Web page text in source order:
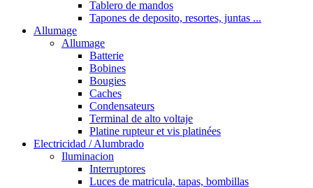
Tablero de mandos
Tapones de deposito, resortes, juntas ...
Allumage
Allumage
Batterie
Bobines
Bougies
Caches
Condensateurs
Terminal de alto voltaje
Platine rupteur et vis platinées
Electricidad / Alumbrado
Iluminacion
Interruptores
Luces de matricula, tapas, bombillas